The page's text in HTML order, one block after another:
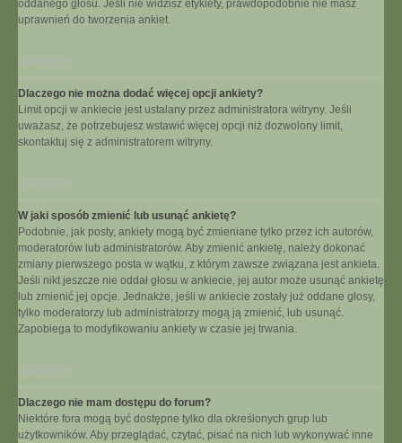
oddanego głosu. Jeśli nie widzisz etykiety, prawdopodobnie nie masz
uprawnień do tworzenia ankiet.
Na górę
Dlaczego nie można dodać więcej opcji ankiety?
Limit opcji w ankiecie jest ustalany przez administratora witryny. Jeśli
uważasz, że potrzebujesz wstawić więcej opcji niż dozwolony limit,
skontaktuj się z administratorem witryny.
Na górę
W jaki sposób zmienić lub usunąć ankietę?
Podobnie, jak posty, ankiety mogą być zmieniane tylko przez ich autorów,
moderatorów lub administratorów. Aby zmienić ankietę, należy dokonać
zmiany pierwszego posta w wątku, z którym zawsze związana jest ankieta.
Jeśli nikt jeszcze nie oddał głosu w ankiecie, jej autor może usunąć ankietę
lub zmienić jej opcje. Jednakże, jeśli w ankiecie zostały już oddane głosy,
tylko moderatorzy lub administratorzy mogą ją zmienić, lub usunąć.
Zapobiega to modyfikowaniu ankiety w czasie jej trwania.
Na górę
Dlaczego nie mam dostępu do forum?
Niektóre fora mogą być dostępne tylko dla określonych grup lub
użytkowników. Aby przeglądać, czytać, pisać na nich lub wykonywać inne